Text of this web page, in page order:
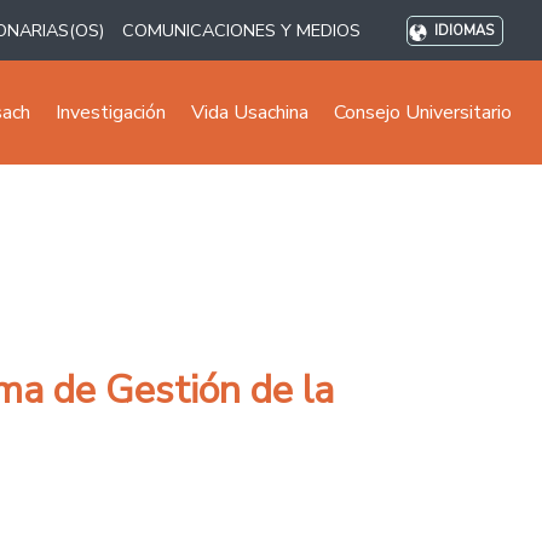
COMUNICACIONES Y MEDIOS IDIOMAS
Investigación Vida Usachina Consejo Universitario
de Gestión de la